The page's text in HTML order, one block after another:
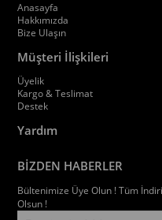
Anasayfa
Hakkımızda
Bize Ulaşın
Müşteri İlişkileri
Üyelik
Kargo & Teslimat
Destek
Yardım
BİZDEN HABERLER
Bültenimize Üye Olun ! Tüm
Olsun !